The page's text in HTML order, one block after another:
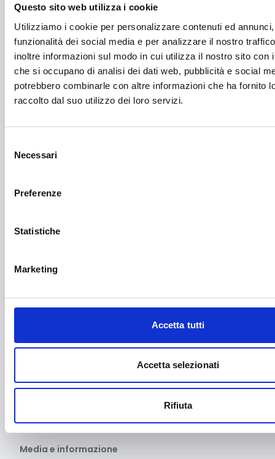
Questo sito web utilizza i cookie
Utilizziamo i cookie per personalizzare contenuti ed
funzionalità dei social media e per analizzare il nostro
inoltre informazioni sul modo in cui utilizza il nostro sito con
che si occupano di analisi dei dati web, pubblicità e social
potrebbero combinarle con altre informazioni che ha fornito
raccolto dal suo utilizzo dei loro servizi.
delNecessari
Preferenze
Statistiche
Marketing
Accetta tutti
Accetta selezionati
Rifiuta
Festival e mostre
Fiere ed eventi
Formazione e lavoro
Fotovoltaico
Gastronomia
Imprenditoria femminile
Intelligenza Artificiale
Libro e lettura
Manifestazioni Sportive
Marketing e comunicazione
Media e informazione